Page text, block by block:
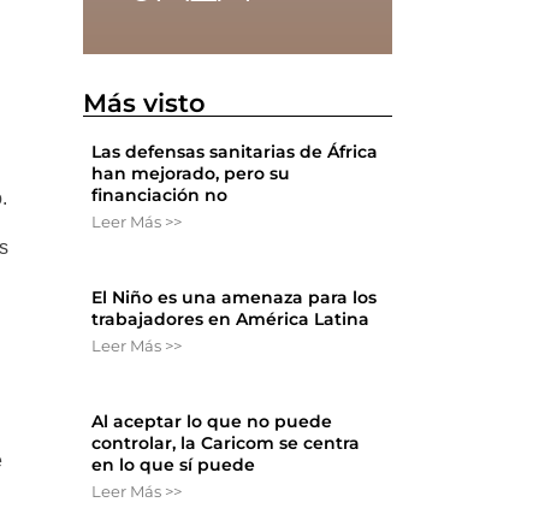
Más visto
Las defensas sanitarias de África
han mejorado, pero su
financiación no
Leer Más >>
El Niño es una amenaza para los
trabajadores en América Latina
Leer Más >>
Al aceptar lo que no puede
controlar, la Caricom se centra
en lo que sí puede
Leer Más >>